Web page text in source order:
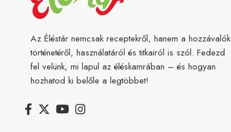
Az Éléstár nemcsak receptekről, hanem a hozzávalók
történetéről, használatáról és titkairól is szól. Fedezd
fel velünk, mi lapul az éléskamrában – és hogyan
hozhatod ki belőle a legtöbbet!